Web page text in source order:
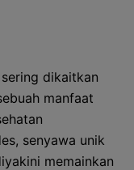
dikaitkan
manfaat
senyawa unik
memainkan